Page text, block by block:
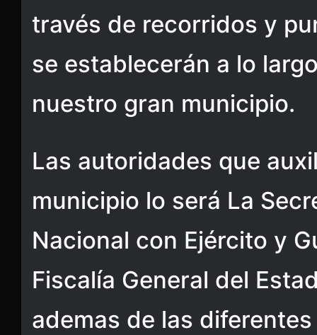
través de recorridos y
se establecerán a lo
nuestro gran municipio.
Las autoridades que
municipio lo será La
Nacional con Ejército y
Fiscalía General del
ademas de las